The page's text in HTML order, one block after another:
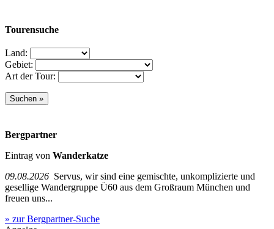
Tourensuche
Land:
Gebiet:
Art der Tour:
Bergpartner
Eintrag von Wanderkatze
09.08.2026 Servus, wir sind eine gemischte, unkomplizierte und
gesellige Wandergruppe Ü60 aus dem Großraum München und
freuen uns...
» zur Bergpartner-Suche